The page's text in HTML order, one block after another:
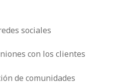
sociales
con los clientes
de comunidades